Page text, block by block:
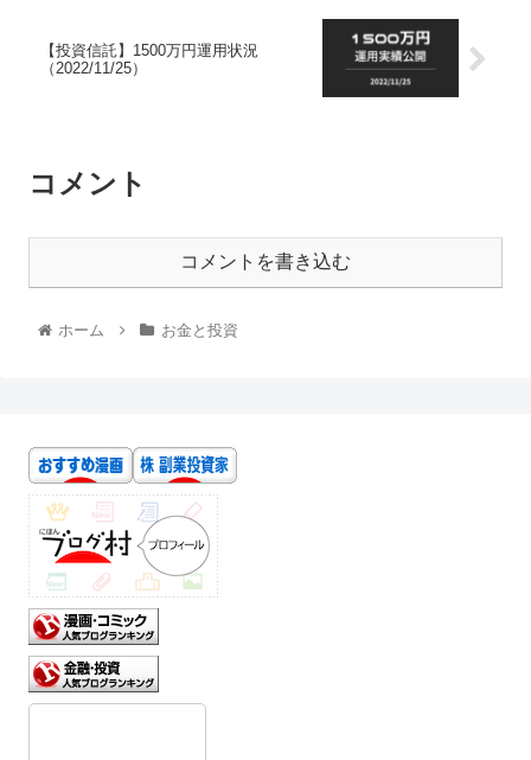
【投資信託】1500万円運用状況
（2022/11/25）
コメント
コメントを書き込む
ホーム お金と投資